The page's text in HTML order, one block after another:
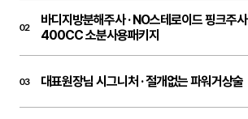
02 바디지방분해주사 ·NO스테로이드 핑크주사
400CC 소분사용패키지
03 대표원장님 시그니처 ·절개없는 파워거상술